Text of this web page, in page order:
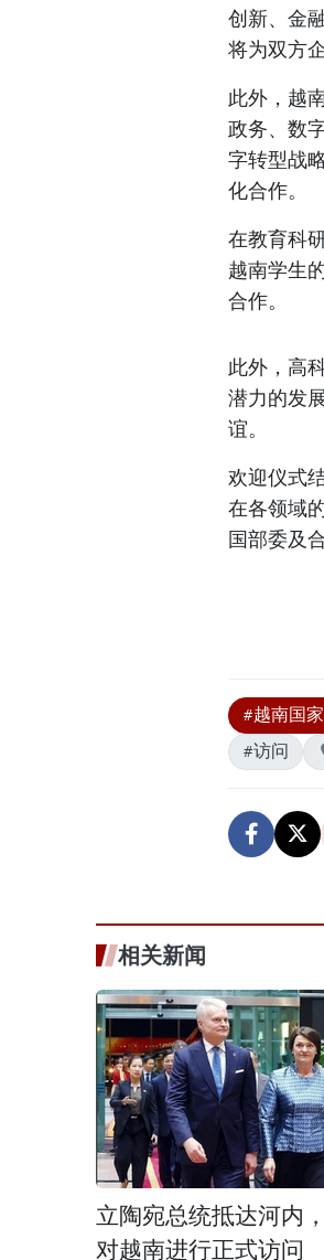
创新、金
将为双方
此外，越
政务、数
字转型战
化合作。
在教育科
越南学生
合作。
此外，高
潜力的发
谊。
欢迎仪式
在各领域
国部委及
#越南国
#访问
相关新闻
立陶宛总统抵达河内
对越南进行正式访问